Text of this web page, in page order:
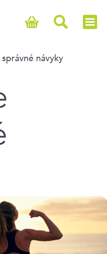
návyky